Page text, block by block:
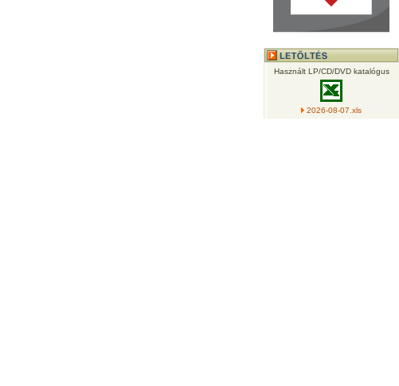
Használt LP/CD/DVD katalógus
2026-08-07.xls